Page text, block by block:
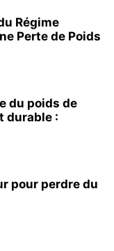
Régime
Perte de Poids
du poids de
durable :
pour perdre du